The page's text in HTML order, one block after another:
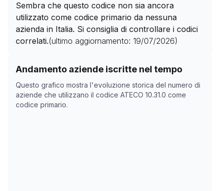
Sembra che questo codice non sia ancora
utilizzato come codice primario da nessuna
azienda in Italia. Si consiglia di controllare i codici
correlati.(ultimo aggiornamento: 19/07/2026)
Andamento aziende iscritte nel tempo
Questo grafico mostra l'evoluzione storica del numero di
aziende che utilizzano il codice ATECO 10.31.0 come
codice primario.
Storico numero di aziende con codice ATECO
Data rilevazione
09/05/2025
0
20/10/2025